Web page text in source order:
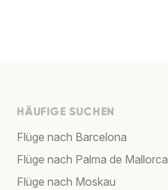
HÄUFIGE SUCHEN
Flüge nach Barcelona
Flüge nach Palma de Mallorca
Flüge nach Moskau